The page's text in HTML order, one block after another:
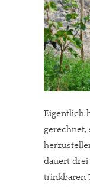
Eigentlich
gerechnet,
dauert drei
trinkbaren